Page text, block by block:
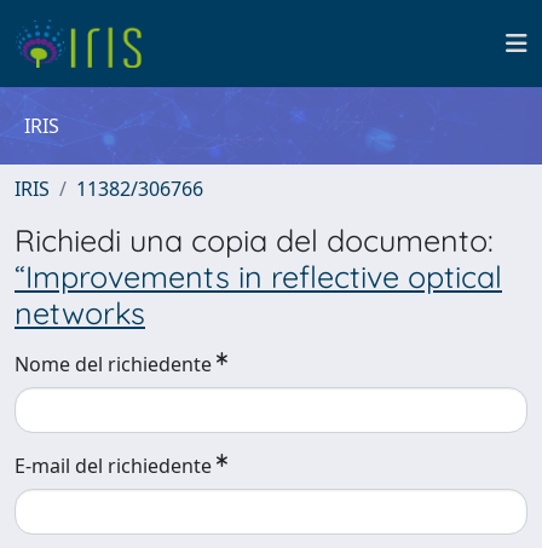
IRIS
IRIS 11382/306766
Richiedi una copia del documento:
“Improvements in reflective optical
networks
Nome del richiedente
E-mail del richiedente